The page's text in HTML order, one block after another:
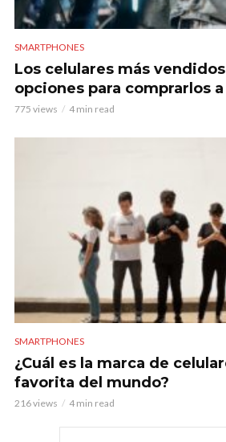
SMARTPHONES
Los celulares más
opciones para comprarlos
775 views 4 min read
SMARTPHONES
¿Cuál es la marca de
favorita del mundo?
216 views 4 min read